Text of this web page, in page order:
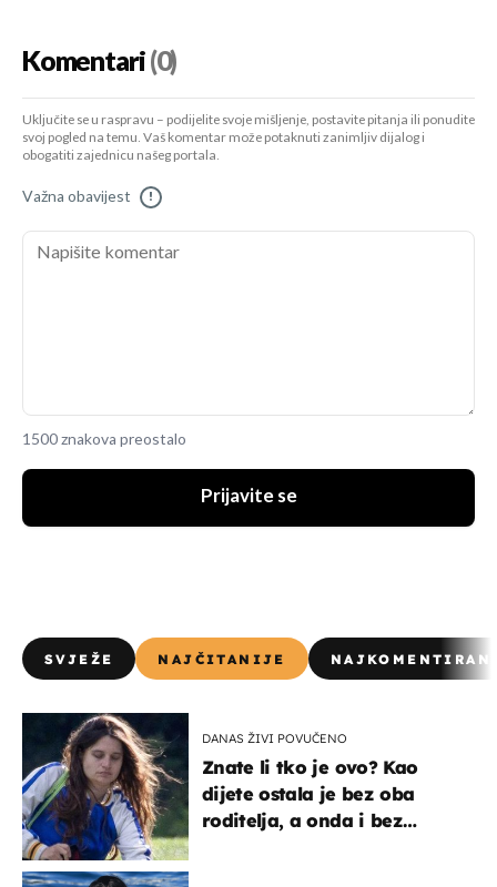
Komentari(0)
Uključite se u raspravu – podijelite svoje mišljenje, postavite pitanja ili ponudite
svoj pogled na temu. Vaš komentar može potaknuti zanimljiv dijalog i
obogatiti zajednicu našeg portala.
Važna obavijest !
1500 znakova preostalo
Prijavite se
SVJEŽE NAJČITANIJE
DANAS ŽIVI POVUČENO
Znate li tko je ovo? Kao
dijete ostala je bez oba
roditelja, a onda i bez